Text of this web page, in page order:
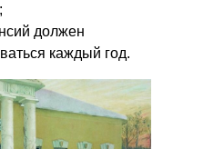
должен
каждый год.